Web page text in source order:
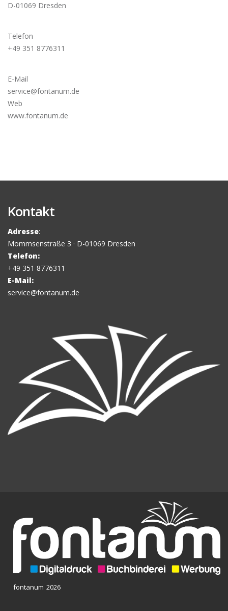
D-01069 Dresden
Telefon
+49 351 8776311
E-Mail
service@fontanum.de
Web
www.fontanum.de
Kontakt
Adresse:
Mommsenstraße 3 · D-01069 Dresden
Telefon:
+49 351 8776311
E-Mail:
service@fontanum.de
fontanum 2026